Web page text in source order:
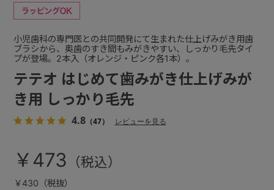
テテオ はじめて歯みがき仕上げみが
き用 しっかり毛先
4.8（47） レビューを見る
小児歯科の専門医との共同開発にて生まれた仕上げみがき用歯
ブラシから、奥歯のすき間もみがきやすい、しっかり毛先タイ
プが登場。2本入（オレンジ・ピンク各1本）。
￥473
￥430（税抜）